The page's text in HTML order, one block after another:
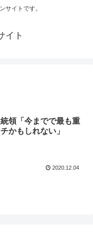
サイトです。
イト
統領「今までで最も重
かもしれない」
2020.12.04